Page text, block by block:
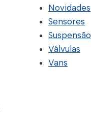
Novidades
Sensores
Suspensão
Válvulas
Vans